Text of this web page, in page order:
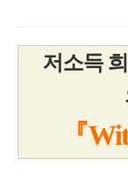
저소득
『